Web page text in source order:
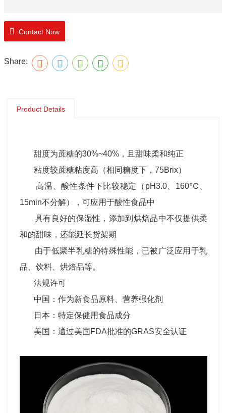
Contact Now
Share:
Product Details
甜度为蔗糖的30%~40%，且甜味柔和纯正
粘度较蔗糖粘度高（相同糖度下，75Brix）
高温、酸性条件下比较稳定（pH3.0、160℃、
15min不分解），可应用于酸性食品中
具有良好的保湿性，添加到烘焙品中不仅提供柔
和的甜味，还能延长货架期
由于低聚半乳糖的特殊性能，已被广泛应用于乳
品、饮料、烘焙品等。
法规许可
中国：作为新食品原料、营养强化剂
日本：特定保健用食品成分
美国：通过美国FDA批准的GRAS安全认证